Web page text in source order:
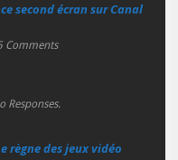
second écran sur Canal
Comments
Responses.
règne des jeux vidéo